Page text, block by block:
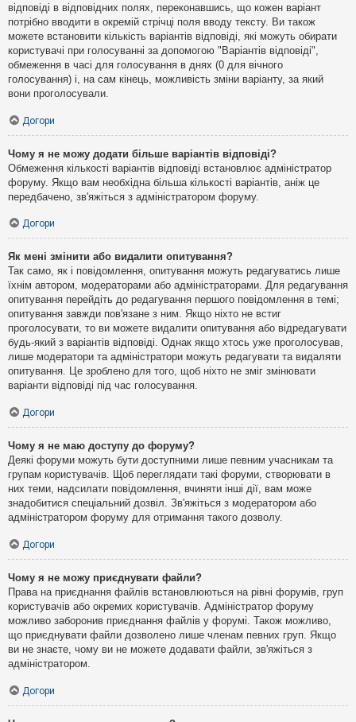
відповіді в відповідних полях, переконавшись, що кожен варіант
потрібно вводити в окремій стрічці поля вводу тексту. Ви також
можете встановити кількість варіантів відповіді, які можуть обирати
користувачі при голосуванні за допомогою "Варіантів відповіді",
обмеження в часі для голосування в днях (0 для вічного
голосування) і, на сам кінець, можливість зміни варіанту, за який
вони проголосували.
Догори
Чому я не можу додати більше варіантів відповіді?
Обмеження кількості варіантів відповіді встановлює адміністратор
форуму. Якщо вам необхідна більша кількості варіантів, аніж це
передбачено, зв'яжіться з адміністратором форуму.
Догори
Як мені змінити або видалити опитування?
Так само, як і повідомлення, опитування можуть редагуватись лише
їхнім автором, модераторами або адміністраторами. Для редагування
опитування перейдіть до редагування першого повідомлення в темі;
опитування завжди пов'язане з ним. Якщо ніхто не встиг
проголосувати, то ви можете видалити опитування або відредагувати
будь-який з варіантів відповіді. Однак якщо хтось уже проголосував,
лише модератори та адміністратори можуть редагувати та видаляти
опитування. Це зроблено для того, щоб ніхто не зміг змінювати
варіанти відповіді під час голосування.
Догори
Чому я не маю доступу до форуму?
Деякі форуми можуть бути доступними лише певним учасникам та
групам користувачів. Щоб переглядати такі форуми, створювати в
них теми, надсилати повідомлення, вчиняти інші дії, вам може
знадобитися спеціальний дозвіл. Зв'яжіться з модератором або
адміністратором форуму для отримання такого дозволу.
Догори
Чому я не можу приєднувати файли?
Права на приєднання файлів встановлюються на рівні форумів, груп
користувачів або окремих користувачів. Адміністратор форуму
можливо заборонив приєднання файлів у форумі. Також можливо,
що приєднувати файли дозволено лише членам певних груп. Якщо
ви не знаєте, чому ви не можете додавати файли, зв'яжіться з
адміністратором.
Догори